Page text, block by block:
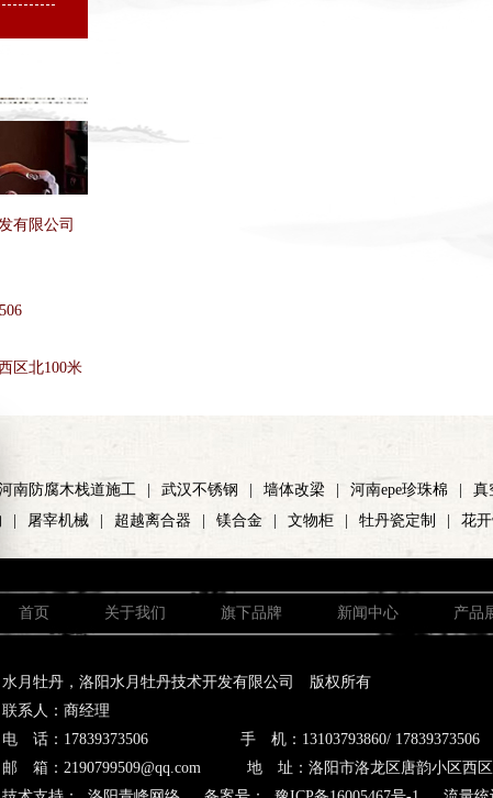
有限公司
区北100米
南防腐木栈道施工 武汉不锈钢 墙体改梁 河南epe珍珠棉 真
屠宰机械 超越离合器 镁合金 文物柜 牡丹瓷定制 花
首页 关于我们 旗下品牌 新闻中心 产品
水月牡丹，洛阳水月牡丹技术开发有限公司 版权所有
联系人：商经理
电 话：17839373506 手 机：13103793860/ 17839373506
邮 箱：2190799509@qq.com 地 址：洛阳市洛龙区唐韵小区西区